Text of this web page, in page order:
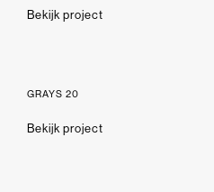
Bekijk project
GRAYS 20
Bekijk project